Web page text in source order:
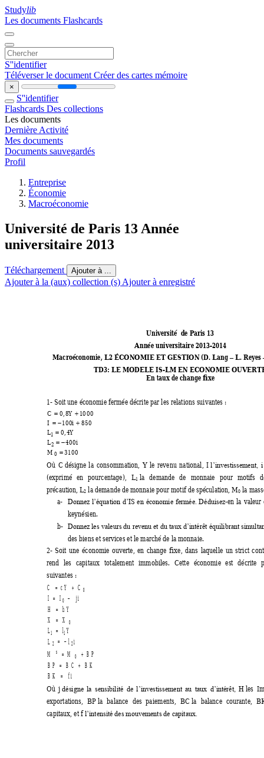
Studylib
Les documents Flashcards
S''identifier
Téléverser le document Créer des cartes mémoire
×
S''identifier
Flashcards Des collections
Les documents
Dernière Activité
Mes documents
Documents sauvegardés
Profil
Entreprise
Économie
Macroéconomie
Université de Paris 13 Année
universitaire 2013
Téléchargement Ajouter à ...
Ajouter à la (aux) collection (s) Ajouter à enregistré
Université  de Paris 13
Année universitaire 2013-2014
Macroéconomie, L2 ÉCONOMIE ET GESTION (D. Lang – L. Reyes
TD3: LE MODELE IS-LM EN ECONOMIE
En taux de change fixe
1- Soit une économie fermée décrite par les relations suivantes :
1
2
0
0,8 1000
100 850
0,4
400
3100
CY
Ii
LY
Li
M

 




Où C désigne la consommation, Y le revenu national, I l’investissement, i
(exprimé en pourcentage), L1 la demande de monnaie pour motifs
précaution, L2 la demande de monnaie pour motif de spéculation, M0 la
a-
Donnez l’équation d’IS en économie fermée. Déduisez-en la valeur
keynésien.
b-
Donnez les valeurs du revenu et du taux d’intérêt équilibrant
des biens et services et le marché de la monnaie.
2- Soit une économie ouverte, en change fixe, dans laquelle un strict
rend les capitaux totalement immobiles. Cette économie est décrite
suivantes :
0
0
0
11
22
0
s
C c Y
C
I
I
j i
H
h Y
XX
L
l Y
L
l i
M
M
B P
B P
B C
B K
B K f i









Où j désigne la sensibilité de l’investissement au taux d’intérêt, H les
exportations, BP la balance des paiements, BC la balance courante, B
capitaux, et f l’intensité des mouvements de capitaux.